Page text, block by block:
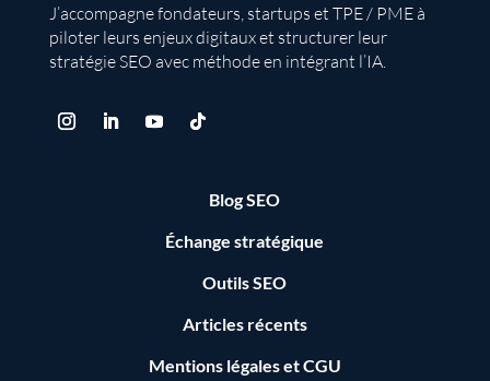
J’accompagne fondateurs, startups et TPE / PME à
piloter leurs enjeux digitaux et structurer leur
stratégie SEO avec méthode en intégrant l’IA.
Blog SEO
Échange stratégique
Outils SEO
Articles récents
Mentions légalesetCGU